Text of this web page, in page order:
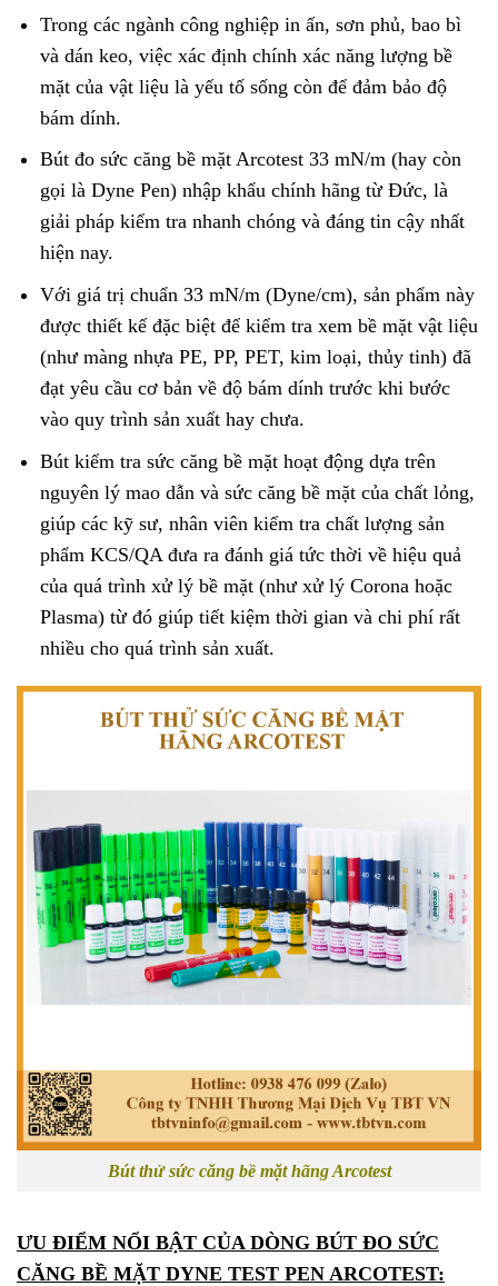
Trong các ngành công nghiệp in ấn, sơn phủ, bao bì
và dán keo, việc xác định chính xác năng lượng bề
mặt của vật liệu là yếu tố sống còn để đảm bảo độ
bám dính.
Bút đo sức căng bề mặt Arcotest 33 mN/m (hay còn
gọi là Dyne Pen) nhập khẩu chính hãng từ Đức, là
giải pháp kiểm tra nhanh chóng và đáng tin cậy nhất
hiện nay.
Với giá trị chuẩn 33 mN/m (Dyne/cm), sản phẩm này
được thiết kế đặc biệt để kiểm tra xem bề mặt vật liệu
(như màng nhựa PE, PP, PET, kim loại, thủy tinh) đã
đạt yêu cầu cơ bản về độ bám dính trước khi bước
vào quy trình sản xuất hay chưa.
Bút kiểm tra sức căng bề mặt hoạt động dựa trên
nguyên lý mao dẫn và sức căng bề mặt của chất lỏng,
giúp các kỹ sư, nhân viên kiểm tra chất lượng sản
phẩm KCS/QA đưa ra đánh giá tức thời về hiệu quả
của quá trình xử lý bề mặt (như xử lý Corona hoặc
Plasma) từ đó giúp tiết kiệm thời gian và chi phí rất
nhiều cho quá trình sản xuất.
Bút thử sức căng bề mặt hãng Arcotest
ƯU ĐIỂM NỔI BẬT CỦA DÒNG BÚT ĐO SỨC
CĂNG BỀ MẶT DYNE TEST PEN ARCOTEST: